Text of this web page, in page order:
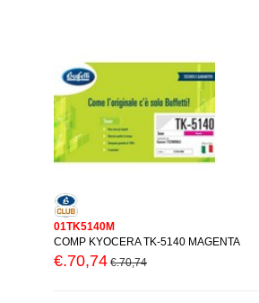
01TK5140M
COMP KYOCERA TK-5140 MAGENTA
€.70,74 €.70,74